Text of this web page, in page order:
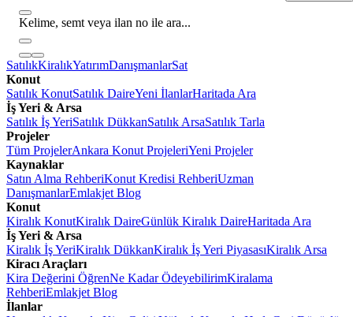
Kelime, semt veya ilan no ile ara...
SatılıkKiralıkYatırımDanışmanlarSat
Konut
Satılık KonutSatılık DaireYeni İlanlarHaritada Ara
İş Yeri & Arsa
Satılık İş YeriSatılık DükkanSatılık ArsaSatılık Tarla
Projeler
Tüm ProjelerAnkara Konut ProjeleriYeni Projeler
Kaynaklar
Satın Alma RehberiKonut Kredisi RehberiUzman
DanışmanlarEmlakjet Blog
Konut
Kiralık KonutKiralık DaireGünlük Kiralık DaireHaritada Ara
İş Yeri & Arsa
Kiralık İş YeriKiralık DükkanKiralık İş Yeri PiyasasıKiralık Arsa
Kiracı Araçları
Kira Değerini ÖğrenNe Kadar ÖdeyebilirimKiralama
RehberiEmlakjet Blog
İlanlar